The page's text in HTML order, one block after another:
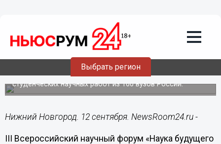
Выбрать регион
Всероссийский научный форум «Наука
будущего – наука молодых» откроется
12 сентября в Нижнем Новгороде
На форуме соберутся более 400 финалистов конкурса
студенческих научных работ из 160 вузов России.
Нижний Новгород. 12 сентября. NewsRoom24.ru -
III Всероссийский научный форум «Наука будущего